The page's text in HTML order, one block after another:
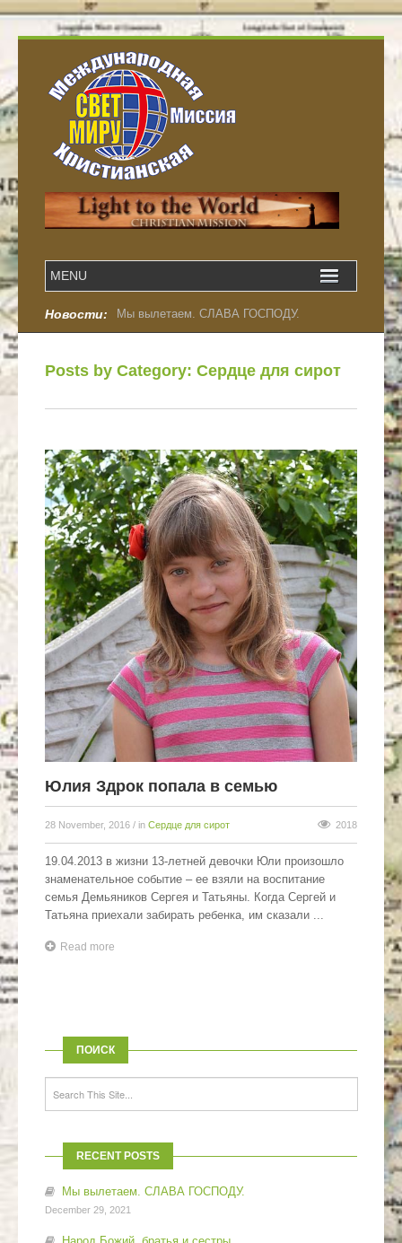
Новости: Народ Божий, братья и сестры…
Posts by Category: Сердце для сирот
Юлия Здрок попала в семью
28 November, 2016 / in Сердце для сирот 2018
19.04.2013 в жизни 13-летней девочки Юли произошло
знаменательное событие – ее взяли на воспитание
семья Демьяников Сергея и Татьяны. Когда Сергей и
Татьяна приехали забирать ребенка, им сказали ...
Read more
ПОИСК
RECENT POSTS
Мы вылетаем. СЛАВА ГОСПОДУ.
December 29, 2021